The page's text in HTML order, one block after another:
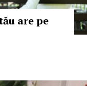
are pe